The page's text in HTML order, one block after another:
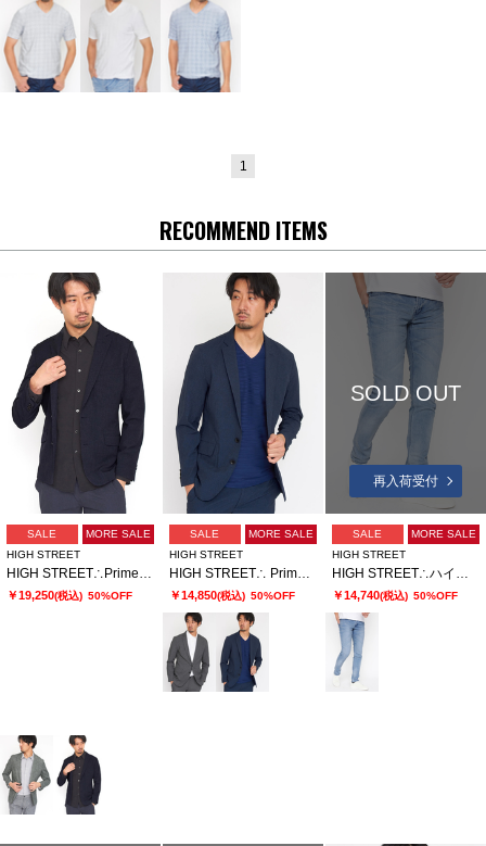
1
RECOMMEND ITEMS
SALE
MORE SALE
HIGH STREET
HIGH STREET∴Primeflex×DotAir メランジプリントジャケット
￥19,250(税込) 50%OFF
SALE
MORE SALE
HIGH STREET
HIGH STREET∴ PrimeflexDotAir 2WAYストレッチジャケット
￥14,850(税込) 50%OFF
SOLD OUT
再入荷受付
SALE
MORE SALE
HIGH STREET
HIGH STREET∴ハイパワーストレッチスリムデニムパンツ
￥14,740(税込) 50%OFF